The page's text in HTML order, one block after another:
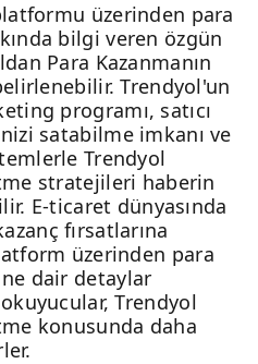
üzerinden para
bilgi veren özgün
Para Kazanmanın
Trendyol'un
programı, satıcı
satabilme imkanı ve
Trendyol
stratejileri haberin
E-ticaret dünyasında
fırsatlarına
üzerinden para
dair detaylar
Trendyol
konusunda daha